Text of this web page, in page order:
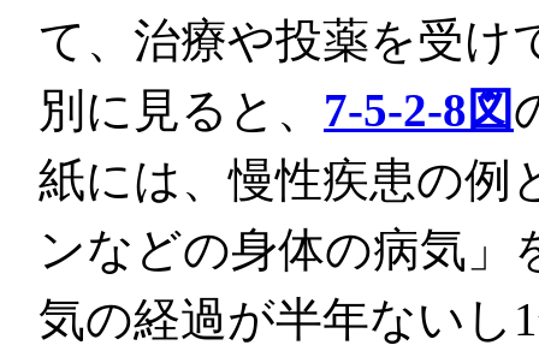
て、治療や投薬を受け
別に見ると、 7-5-2-8図
紙には、慢性疾患の例
ンなどの身体の病気」
気の経過が半年ないし